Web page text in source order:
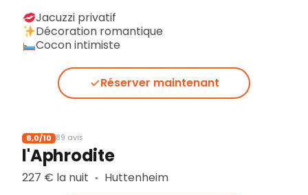
Jacuzzi privatif
Décoration romantique
Cocon intimiste
Réserver maintenant
8,0/10 89 avis
l'Aphrodite
227 € la nuit ▪︎ Huttenheim